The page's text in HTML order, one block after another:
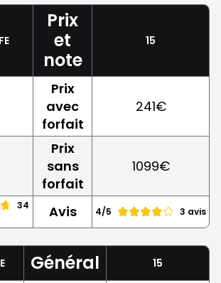
Prix
et
note
15
Prix
avec
forfait
241€
Prix
sans
forfait
1099€
34
Avis 4/5 3 avis
Général 15